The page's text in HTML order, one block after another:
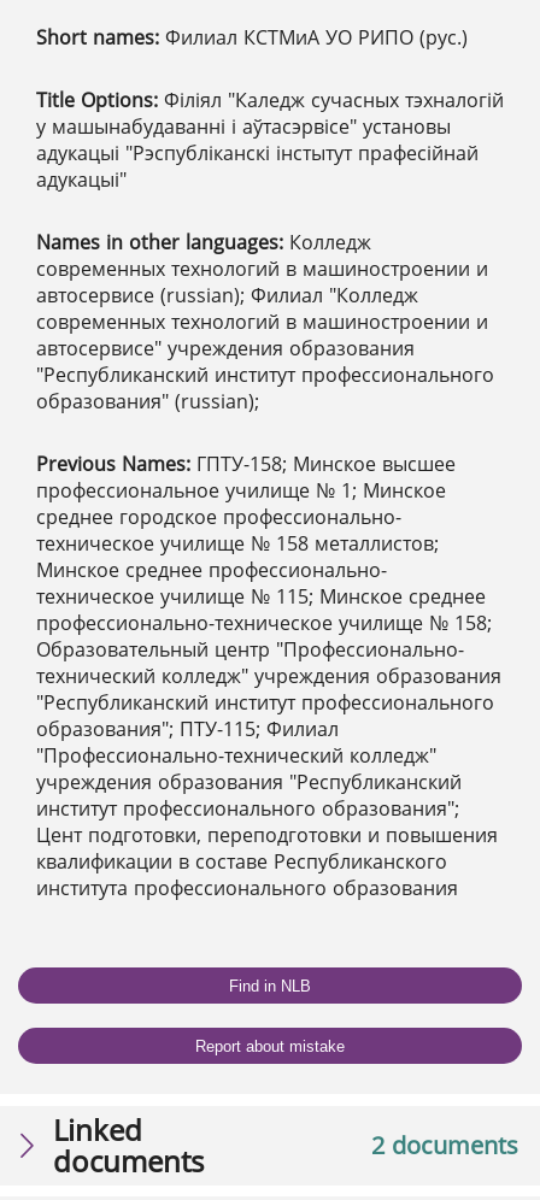
Short names: Филиал КСТМиА УО РИПО (рус.)
Title Options: Філіял "Каледж сучасных тэхналогій
у машынабудаванні і аўтасэрвісе" установы
адукацыі "Рэспубліканскі інстытут прафесійнай
адукацыі"
Names in other languages: Колледж
современных технологий в машиностроении и
автосервисе (russian); Филиал "Колледж
современных технологий в машиностроении и
автосервисе" учреждения образования
"Республиканский институт профессионального
образования" (russian);
Previous Names: ГПТУ-158; Минское высшее
профессиональное училище № 1; Минское
среднее городское профессионально-
техническое училище № 158 металлистов;
Минское среднее профессионально-
техническое училище № 115; Минское среднее
профессионально-техническое училище № 158;
Образовательный центр "Профессионально-
технический колледж" учреждения образования
"Республиканский институт профессионального
образования"; ПТУ-115; Филиал
"Профессионально-технический колледж"
учреждения образования "Республиканский
институт профессионального образования";
Цент подготовки, переподготовки и повышения
квалификации в составе Республиканского
института профессионального образования
Find in NLB
Report about mistake
2 documents
Linked
documents